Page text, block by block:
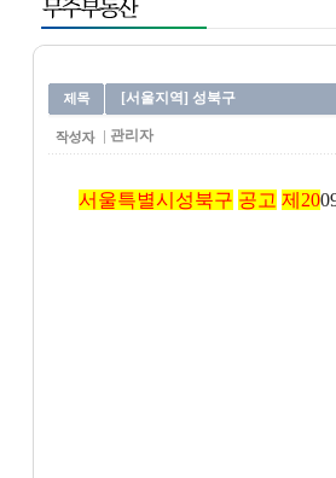
[서울지역] 성북구
관리자
서울특별시성북구 공고 제20